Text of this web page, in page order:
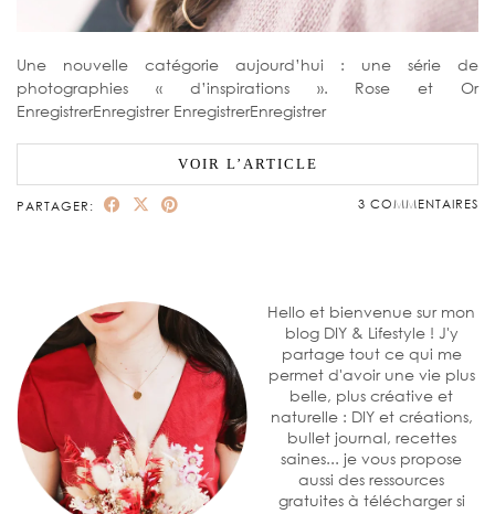
Une nouvelle catégorie aujourd’hui : une série de
photographies « d’inspirations ». Rose et Or
EnregistrerEnregistrer EnregistrerEnregistrer
VOIR L’ARTICLE
PARTAGER: 3 COMMENTAIRES
Hello et bienvenue sur mon
blog DIY & Lifestyle ! J'y
partage tout ce qui me
permet d'avoir une vie plus
belle, plus créative et
naturelle : DIY et créations,
bullet journal, recettes
saines... je vous propose
aussi des ressources
gratuites à télécharger si